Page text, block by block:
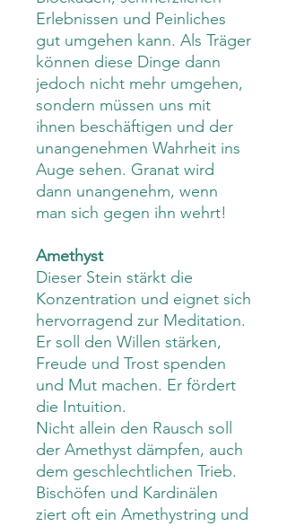
Erlebnissen und Peinliches
gut umgehen kann. Als Träger
können diese Dinge dann
jedoch nicht mehr umgehen,
sondern müssen uns mit
ihnen beschäftigen und der
unangenehmen Wahrheit ins
Auge sehen. Granat wird
dann unangenehm, wenn
man sich gegen ihn wehrt!
Amethyst
Dieser Stein stärkt die
Konzentration und eignet sich
hervorragend zur Meditation.
Er soll den Willen stärken,
Freude und Trost spenden
und Mut machen. Er fördert
die Intuition.
Nicht allein den Rausch soll
der Amethyst dämpfen, auch
dem geschlechtlichen Trieb.
Bischöfen und Kardinälen
ziert oft ein Amethystring und